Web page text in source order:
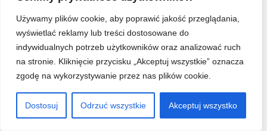
Używamy plików cookie, aby poprawić jakość przeglądania,
wyświetlać reklamy lub treści dostosowane do
indywidualnych potrzeb użytkowników oraz analizować ruch
na stronie. Kliknięcie przycisku „Akceptuj wszystkie” oznacza
zgodę na wykorzystywanie przez nas plików cookie.
Dostosuj Odrzuć wszystkie Akceptuj wszystko
gruntowe
spadkiem
terenu.
geotechniczna,
ryzyko na terenach
niestabilnych.
Nawigacja
Projekty domów z
Domy tradycyjne w